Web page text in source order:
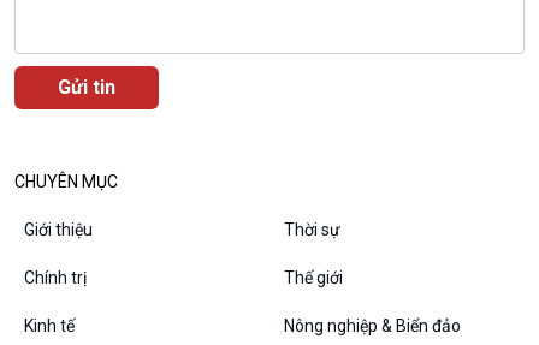
Câu chuyện thời sự
Dòng chảy sự kiện
Diễn đàn chủ nhật
CHUYÊN MỤC
Giới thiệu Thời sự
Chính trị Thế giới
Kinh tế Nông nghiệp & Biển đảo